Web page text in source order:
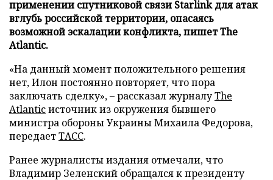
применении спутниковой связи Starlink для атак
вглубь российской территории, опасаясь
возможной эскалации конфликта, пишет The
Atlantic.
«На данный момент положительного решения
нет, Илон постоянно повторяет, что пора
заключать сделку», – рассказал журналуThe
Atlanticисточник из окружения бывшего
министра обороны Украины Михаила Федорова,
передаетТАСС.
Ранее журналисты издания отмечали, что
Владимир Зеленский обращался к президенту